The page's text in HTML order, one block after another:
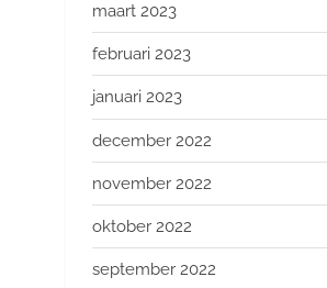
maart 2023
februari 2023
januari 2023
december 2022
november 2022
oktober 2022
september 2022